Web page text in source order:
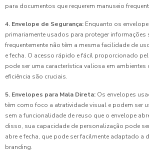
para documentos que requerem manuseio
4. Envelope de Segurança: Enquanto os
primariamente usados para proteger informações
frequentemente não têm a mesma facilidade de
e fecha. O acesso rápido e fácil proporcionado
pode ser uma característica valiosa em ambientes
eficiência são cruciais.
5. Envelopes para Mala Direta: Os envelopes
têm como foco a atratividade visual e podem ser
sem a funcionalidade de reuso que o envelope
disso, sua capacidade de personalização pode
abre e fecha, que pode ser facilmente adaptado a
branding.